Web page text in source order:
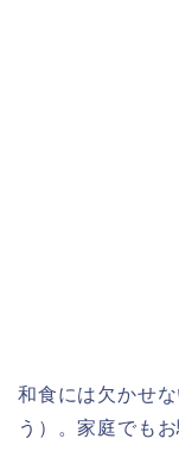
和食には欠かせ
う）。家庭でも